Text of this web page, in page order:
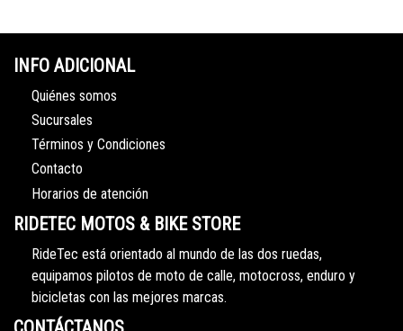
INFO ADICIONAL
Quiénes somos
Sucursales
Términos y Condiciones
Contacto
Horarios de atención
RIDETEC MOTOS & BIKE STORE
RideTec está orientado al mundo de las dos ruedas,
equipamos pilotos de moto de calle, motocross, enduro y
bicicletas con las mejores marcas.